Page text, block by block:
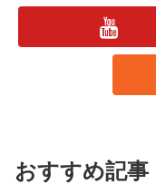
おすすめ記事